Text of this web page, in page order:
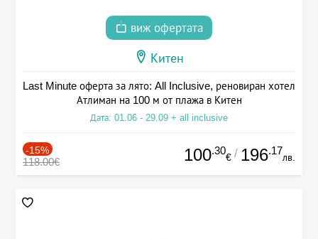
виж офертата
Китен
Last Minute оферта за лято: All Inclusive, реновиран хотел
Атлиман на 100 м от плажа в Китен
Дата: 01.06 - 29.09 + all inclusive
-15%
118.00€ 100.30
€ / 196.17
лв.